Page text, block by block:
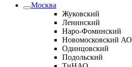
Москва
Жуковский
Ленинский
Наро-Фоминский
Новомосковский АО
Одинцовский
Подольский